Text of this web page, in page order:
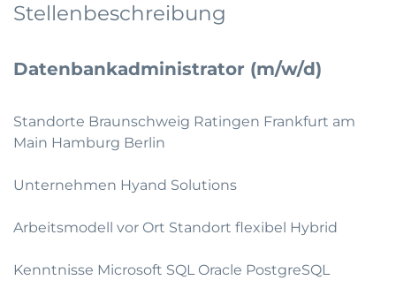
Stellenbeschreibung
Datenbankadministrator (m/w/d)
Standorte Braunschweig Ratingen Frankfurt am
Main Hamburg Berlin
Unternehmen Hyand Solutions
Arbeitsmodell vor Ort Standort flexibel Hybrid
Kenntnisse Microsoft SQL Oracle PostgreSQL